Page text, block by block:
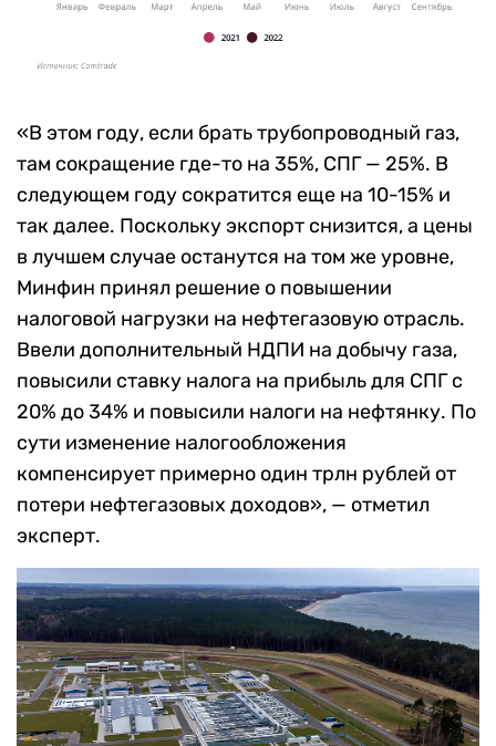
«В этом году, если брать трубопроводный газ,
там сокращение где-то на 35%, СПГ — 25%. В
следующем году сократится еще на 10-15% и
так далее. Поскольку экспорт снизится, а цены
в лучшем случае останутся на том же уровне,
Минфин принял решение о повышении
налоговой нагрузки на нефтегазовую отрасль.
Ввели дополнительный НДПИ на добычу газа,
повысили ставку налога на прибыль для СПГ с
20% до 34% и повысили налоги на нефтянку. По
сути изменение налогообложения
компенсирует примерно один трлн рублей от
потери нефтегазовых доходов», — отметил
эксперт.